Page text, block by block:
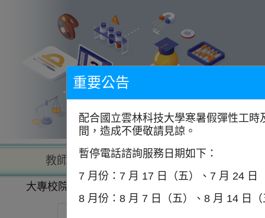
教師查詢 學校查詢
大專校院一覽表
重要公告
配合國立雲林科技大學寒暑假彈性工
間，造成不便敬請見諒。
暫停電話諮詢服務日期如下：
7 月份：7 月 17 日（五）、7 月 24 日
8 月份：8 月 7 日（五）、8 月 14 日（